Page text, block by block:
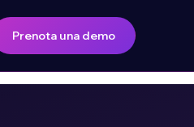
Prenota una demo